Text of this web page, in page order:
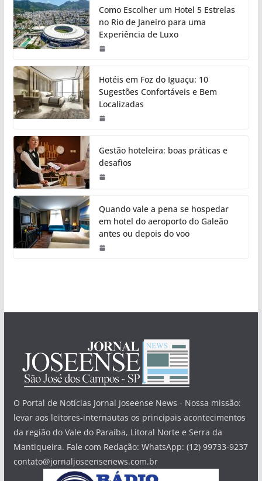
Como Escolher um Hotel 5 Estrelas
no Rio de Janeiro para uma
Experiência de Luxo
Hotéis em Foz do Iguaçu: 10
Sugestões Confortáveis e Bem
Localizadas
Gestão hoteleira: boas práticas e
desafios
Quando vale a pena se hospedar
em hotel do aeroporto do Galeão
antes ou depois do voo
O Portal de Notícias Jornal Joseense News - Nossa missão:
levar aos leitores-internautas os principais acontecimentos
da região do Vale do Paraíba, Litoral Norte e Serra da
Mantiqueira. Fale com Redação: WhatsApp: (12) 99733-9237
contato@jornaljoseensenews.com.br